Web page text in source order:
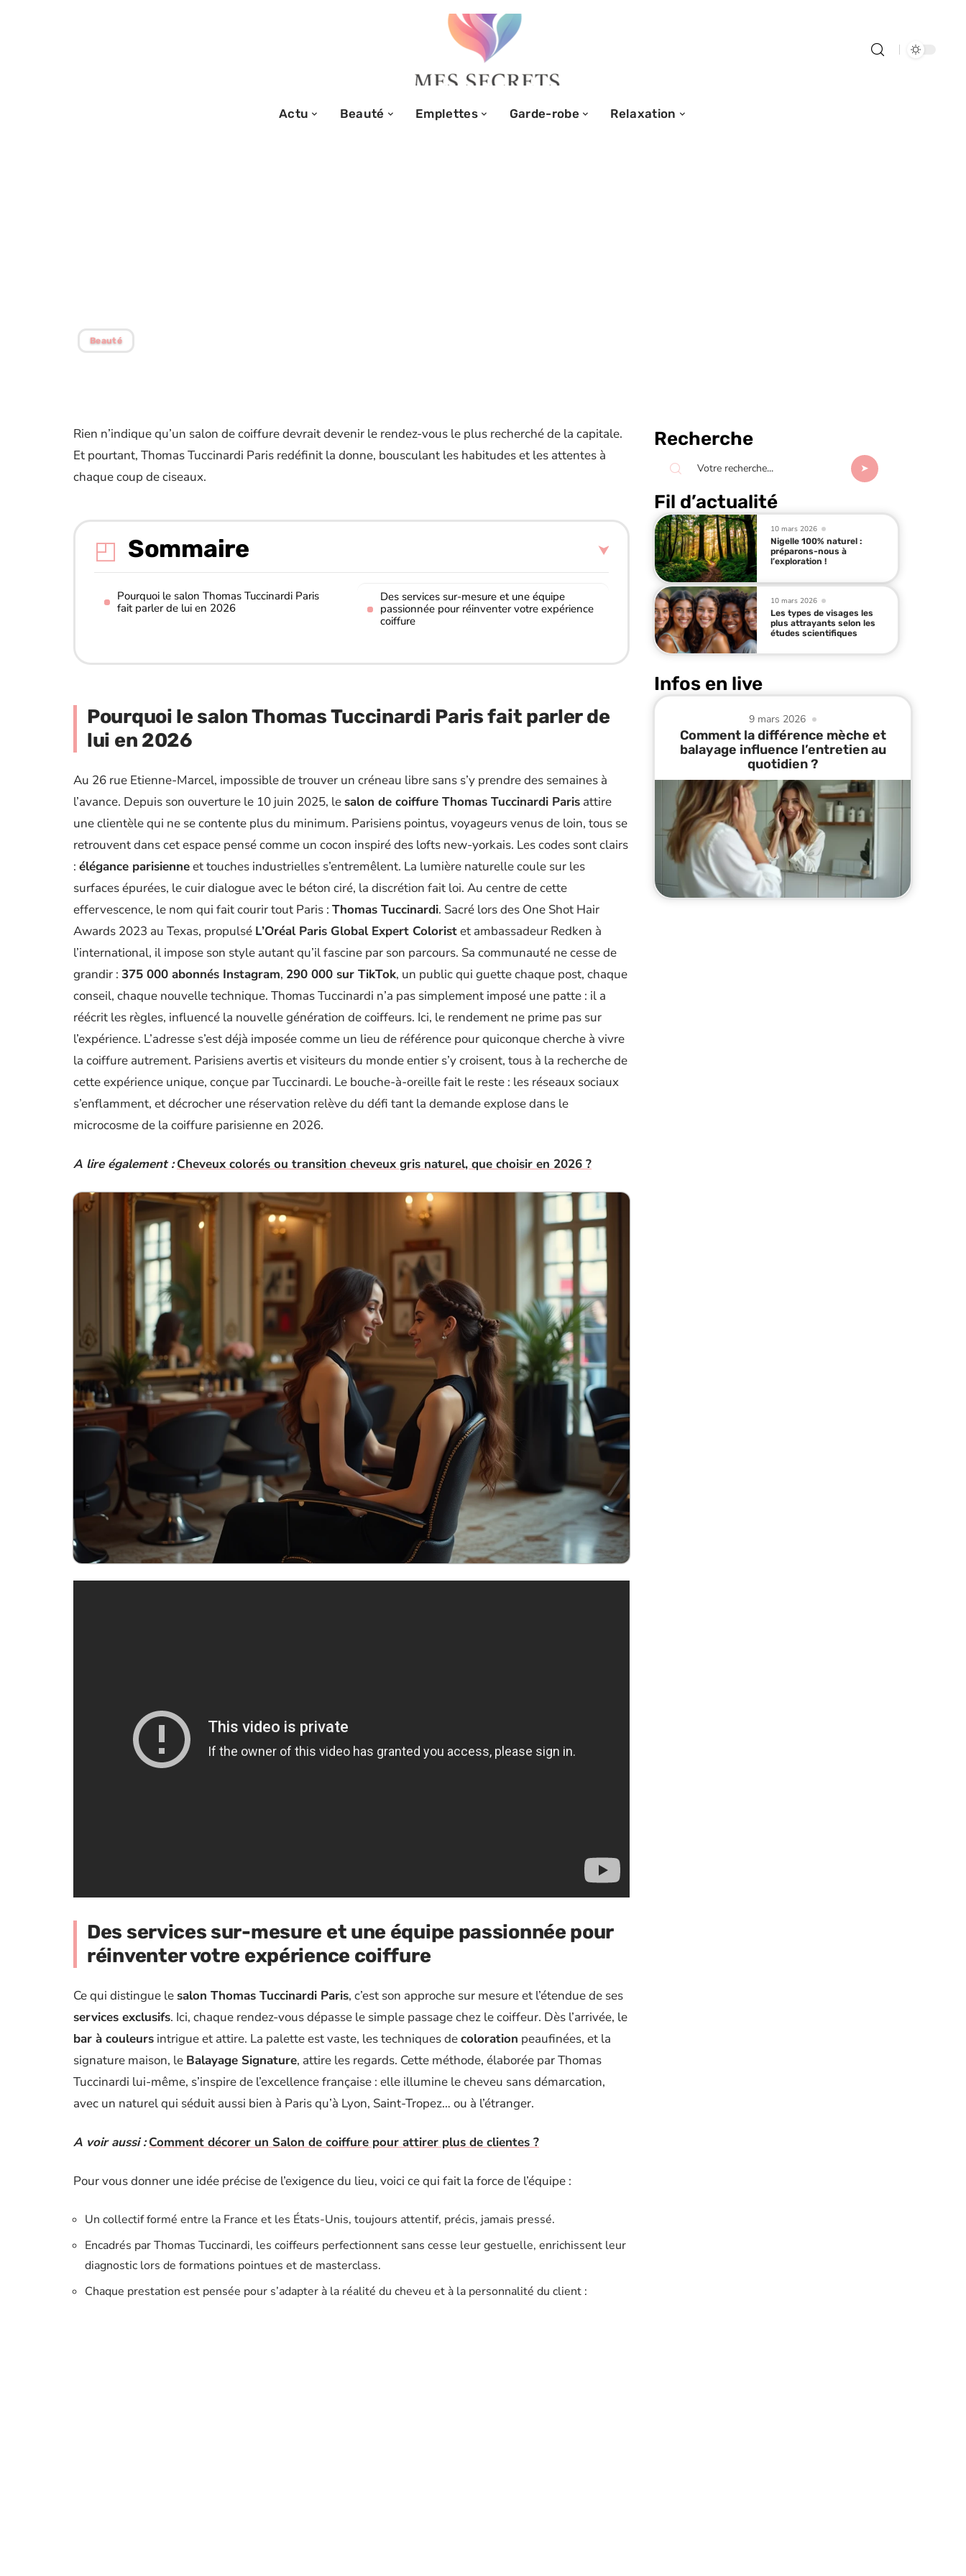
Actu Beauté Emplettes Garde-robe Relaxation
Beauté
Rien n’indique qu’un salon de coiffure devrait devenir le rendez-vous le plus recherché de la capitale.
Et pourtant, Thomas Tuccinardi Paris redéfinit la donne, bousculant les habitudes et les attentes à
chaque coup de ciseaux.
Sommaire
Pourquoi le salon Thomas Tuccinardi Paris
fait parler de lui en 2026
Des services sur-mesure et une équipe
passionnée pour réinventer votre expérience
coiffure
Pourquoi le salon Thomas Tuccinardi Paris fait parler de
lui en 2026
Au 26 rue Etienne-Marcel, impossible de trouver un créneau libre sans s’y prendre des semaines à
l’avance. Depuis son ouverture le 10 juin 2025, le salon de coiffure Thomas Tuccinardi Paris attire
une clientèle qui ne se contente plus du minimum. Parisiens pointus, voyageurs venus de loin, tous se
retrouvent dans cet espace pensé comme un cocon inspiré des lofts new-yorkais. Les codes sont clairs
: élégance parisienneet touches industrielles s’entremêlent. La lumière naturelle coule sur les
surfaces épurées, le cuir dialogue avec le béton ciré, la discrétion fait loi. Au centre de cette
effervescence, le nom qui fait courir tout Paris : Thomas Tuccinardi. Sacré lors des One Shot Hair
Awards 2023 au Texas, propulsé L’Oréal Paris Global Expert Coloristet ambassadeur Redken à
l’international, il impose son style autant qu’il fascine par son parcours. Sa communauté ne cesse de
grandir : 375 000 abonnés Instagram, 290 000 sur TikTok, un public qui guette chaque post, chaque
conseil, chaque nouvelle technique. Thomas Tuccinardi n’a pas simplement imposé une patte : il a
réécrit les règles, influencé la nouvelle génération de coiffeurs. Ici, le rendement ne prime pas sur
l’expérience. L’adresse s’est déjà imposée comme un lieu de référence pour quiconque cherche à vivre
la coiffure autrement. Parisiens avertis et visiteurs du monde entier s’y croisent, tous à la recherche de
cette expérience unique, conçue par Tuccinardi. Le bouche-à-oreille fait le reste : les réseaux sociaux
s’enflamment, et décrocher une réservation relève du défi tant la demande explose dans le
microcosme de la coiffure parisienne en 2026.
A lire également : Cheveux colorés ou transition cheveux gris naturel, que choisir en 2026 ?
Des services sur-mesure et une équipe passionnée pour
réinventer votre expérience coiffure
Ce qui distingue le salon Thomas Tuccinardi Paris, c’est son approche sur mesure et l’étendue de ses
services exclusifs. Ici, chaque rendez-vous dépasse le simple passage chez le coiffeur. Dès l’arrivée, le
bar à couleurs intrigue et attire. La palette est vaste, les techniques decoloration peaufinées, et la
signature maison, le Balayage Signature, attire les regards. Cette méthode, élaborée par Thomas
Tuccinardi lui-même, s’inspire de l’excellence française : elle illumine le cheveu sans démarcation,
avec un naturel qui séduit aussi bien à Paris qu’à Lyon, Saint-Tropez… ou à l’étranger.
A voir aussi : Comment décorer un Salon de coiffure pour attirer plus de clientes ?
Pour vous donner une idée précise de l’exigence du lieu, voici ce qui fait la force de l’équipe :
Un collectif formé entre la France et les États-Unis, toujours attentif, précis, jamais pressé.
Encadrés par Thomas Tuccinardi, les coiffeurs perfectionnent sans cesse leur gestuelle, enrichissent leur
diagnostic lors de formations pointues et de masterclass.
Chaque prestation est pensée pour s’adapter à la réalité du cheveu et à la personnalité du client :
Recherche
Fil d’actualité
10 mars 2026
Nigelle 100% naturel :
préparons-nous à
l’exploration !
10 mars 2026
Les types de visages les
plus attrayants selon les
études scientifiques
Infos en live
9 mars 2026
Comment la différence mèche et
balayage influence l’entretien au
quotidien ?